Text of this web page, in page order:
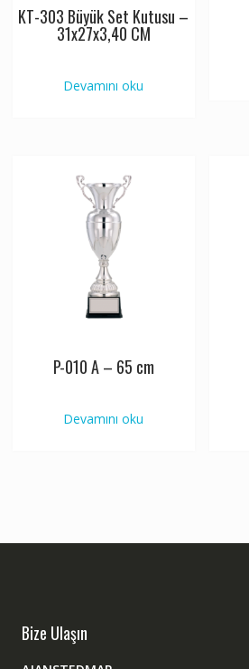
KT-303 Büyük Set Kutusu –
31x27x3,40 CM
Devamını oku
P-010 A – 65 cm
Devamını oku
Bize Ulaşın